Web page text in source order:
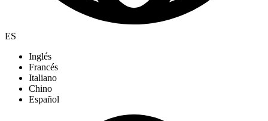
ES
Inglés
Francés
Italiano
Chino
Español